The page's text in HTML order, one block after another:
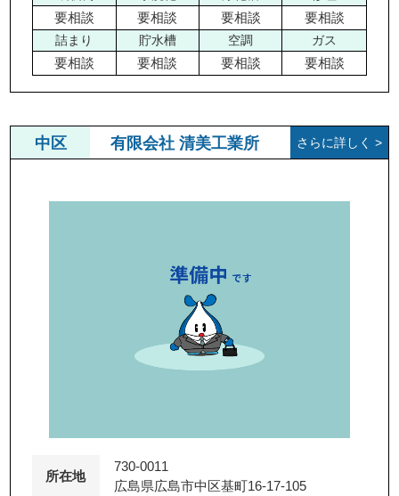
要相談
要相談
要相談
要相談
詰まり
要相談
貯水槽
要相談
空調
要相談
ガス
要相談
中区 有限会社 清美工業所 さらに詳しく >
所在地
730-0011
広島県広島市中区基町16-17-105